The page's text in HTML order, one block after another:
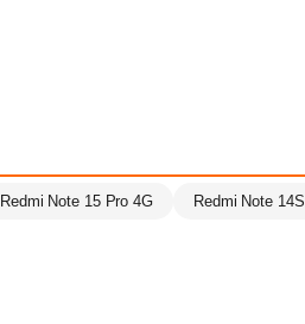
Redmi Note 15 Pro 4G Redmi Note 14S